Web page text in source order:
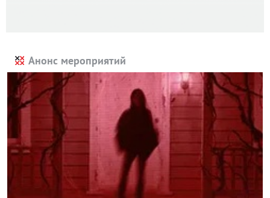
Анонс мероприятий